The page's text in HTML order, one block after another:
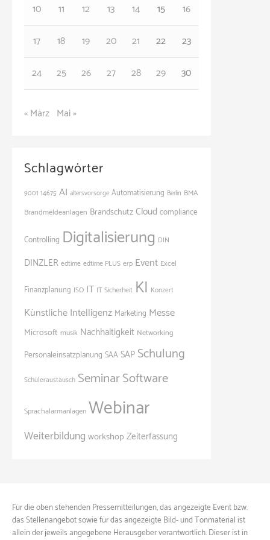
10
11 12 13 14 15
16
17
18 19 20 21 22
23
24
25 26 27 28 29 30
« März Mai »
Schlagwörter
9001 14675 AI altersvorsorge Automatisierung Berlin BMA
Brandmeldeanlagen BrandschutzCloud compliance
Controlling Digitalisierung DIN
DINZLER edtime edtime PLUS erp Event Excel
Finanzplanung ISO IT IT Sicherheit KI Konzert
Künstliche Intelligenz Marketing Messe
Microsoft musik Nachhaltigkeit Networking
Personaleinsatzplanung SAASAP Schulung
Schüleraustausch SeminarSoftware
Sprachalarmanlagen Webinar
Weiterbildung workshop Zeiterfassung
Für die oben stehenden Pressemitteilungen, das angezeigte Event bzw.
das Stellenangebot sowie für das angezeigte Bild- und Tonmaterial ist
allein der jeweils angegebene Herausgeber verantwortlich. Dieser ist in